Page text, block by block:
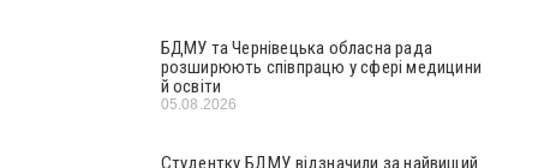
БДМУ та Чернівецька обласна рада
розширюють співпрацю у сфері медицини
й освіти
05.08.2026
Студентку БДМУ відзначили за найвищий